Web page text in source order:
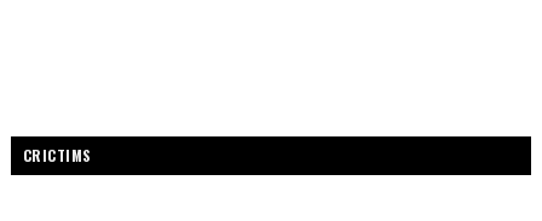
CRICTIMS